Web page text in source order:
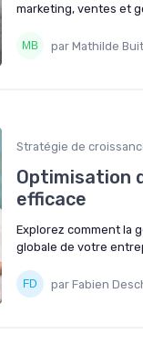
marketing, ventes et
par Mathilde Buit
Stratégie de
Optimisation
efficace
Explorez comment la
globale de votre
par Fabien